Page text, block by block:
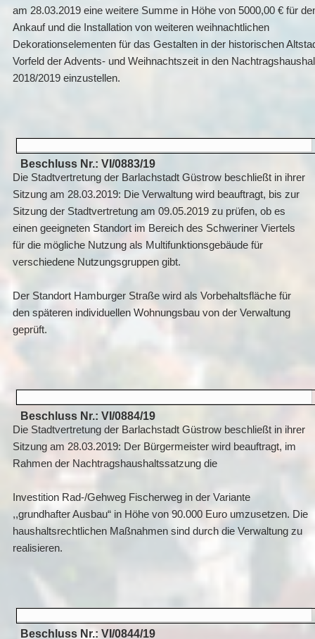
am 28.03.2019 eine weitere Summe in Höhe von 5000,00 € für
Ankauf und die Installation von weiteren weihnachtlichen
Dekorationselementen für das Gestalten in der historischen
Vorfeld der Advents- und Weihnachtszeit in den
2018/2019 einzustellen.
Beschluss Nr.: VI/0883/19
Die Stadtvertretung der Barlachstadt Güstrow beschließt in ihrer
Sitzung am 28.03.2019: Die Verwaltung wird beauftragt, bis zur
Sitzung der Stadtvertretung am 09.05.2019 zu prüfen, ob es
einen geeigneten Standort im Bereich des Schweriner Viertels
für die mögliche Nutzung als Multifunktionsgebäude für
verschiedene Nutzungsgruppen gibt.
Der Standort Hamburger Straße wird als Vorbehaltsfläche für
den späteren individuellen Wohnungsbau von der Verwaltung
geprüft.
Beschluss Nr.: VI/0884/19
Die Stadtvertretung der Barlachstadt Güstrow beschließt in ihrer
Sitzung am 28.03.2019: Der Bürgermeister wird beauftragt, im
Rahmen der Nachtragshaushaltssatzung die
Investition Rad-/Gehweg Fischerweg in der Variante
,,grundhafter Ausbau“ in Höhe von 90.000 Euro umzusetzen. Die
haushaltsrechtlichen Maßnahmen sind durch die Verwaltung zu
realisieren.
Beschluss Nr.: VI/0844/19